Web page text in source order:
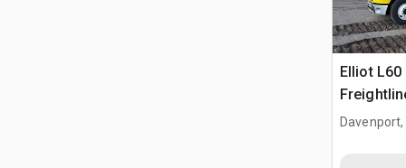
Elliot
Camion
Davenport,